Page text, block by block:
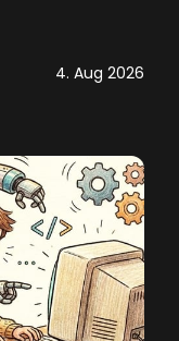
4. Aug 2026